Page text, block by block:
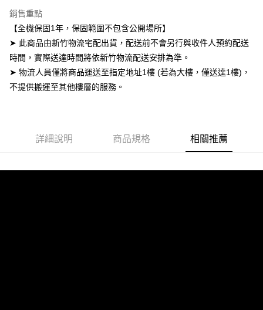
易，需依本服務之必要範圍內提供個人資料，並將交易相關給付款項請求債
２．關於個人資料處理事宜，請瀏覽以下網址：
https://aftee.tw/terms/#terms3
３．未成年的使用者請事先徵得法定代理人或監護人之同意方可使用
「AFTEE先享後付」，若未經同意申辦者引起之損失，本公司不負相關責
任。
４．使用「AFTEE先享後付」時，將依據個別帳號之用戶狀況，依本公司即
銷售重點
【全機保固1年，保固範圍不包含公開場所】
➤ 此商品由新竹物流宅配出貨，配送前不會另行與收件人預約配送
時間，實際送達時間將依新竹物流配送安排為準。
➤ 物流人員僅將商品運送至指定地址1樓 (若為大樓，僅送達1樓)，
不提供搬運至其他樓層的服務。
詳細說明 商品規格 相關推薦